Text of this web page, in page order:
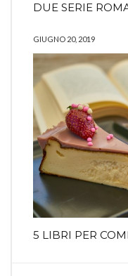
DUE SERIE
GIUGNO 20, 2019
5 LIBRI PER